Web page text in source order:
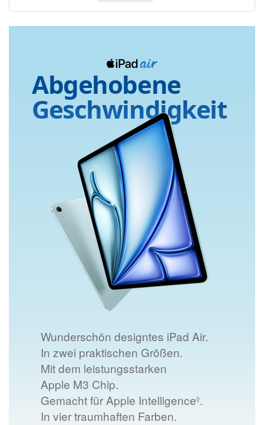
Abgehobene
Geschwindigkeit
Wunderschön designtes iPad Air.
In zwei praktischen Größen.
Mit dem leistungsstarken
Apple M3 Chip.
Gemacht für Apple Intelligence◊.
In vier traumhaften Farben.